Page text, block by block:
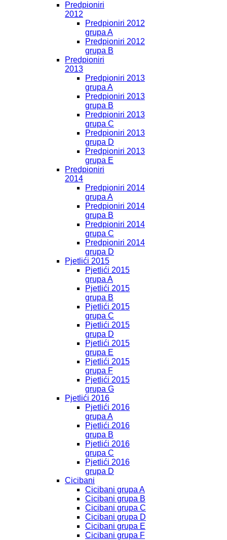
Predpioniri
2012
Predpioniri 2012
grupa A
Predpioniri 2012
grupa B
Predpioniri
2013
Predpioniri 2013
grupa A
Predpioniri 2013
grupa B
Predpioniri 2013
grupa C
Predpioniri 2013
grupa D
Predpioniri 2013
grupa E
Predpioniri
2014
Predpioniri 2014
grupa A
Predpioniri 2014
grupa B
Predpioniri 2014
grupa C
Predpioniri 2014
grupa D
Pjetlići 2015
Pjetlići 2015
grupa A
Pjetlići 2015
grupa B
Pjetlići 2015
grupa C
Pjetlići 2015
grupa D
Pjetlići 2015
grupa E
Pjetlići 2015
grupa F
Pjetlići 2015
grupa G
Pjetlići 2016
Pjetlići 2016
grupa A
Pjetlići 2016
grupa B
Pjetlići 2016
grupa C
Pjetlići 2016
grupa D
Cicibani
Cicibani grupa A
Cicibani grupa B
Cicibani grupa C
Cicibani grupa D
Cicibani grupa E
Cicibani grupa F